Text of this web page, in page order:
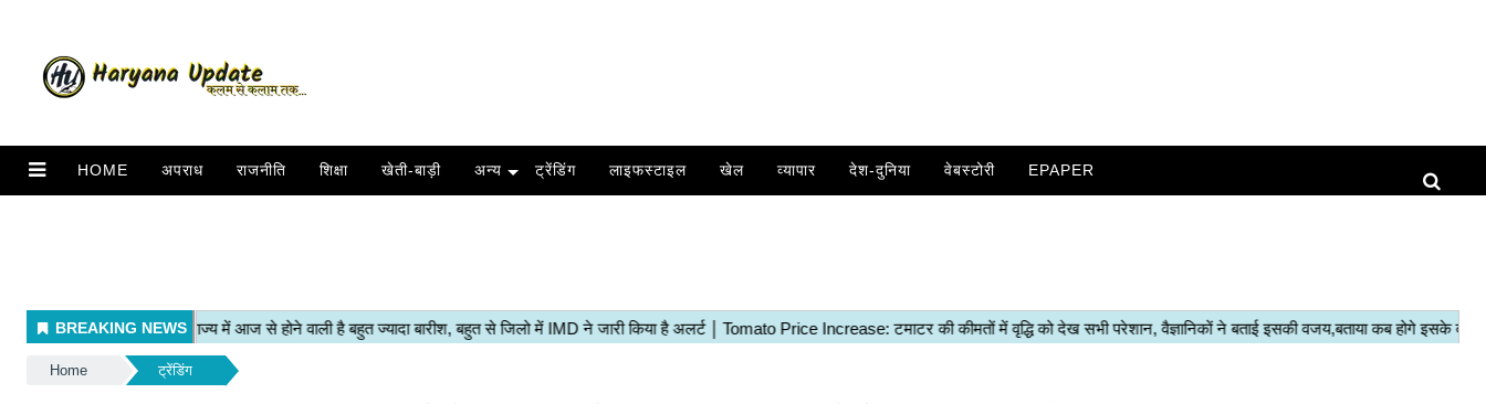
HOME अपराध राजनीति शिक्षा खेती-बाड़ी अन्य ट्रेंडिंग लाइफस्टाइल खेल व्यापार देश-दुनिया वेबस्टोरी EPAPER
Home ट्रेंडिंग